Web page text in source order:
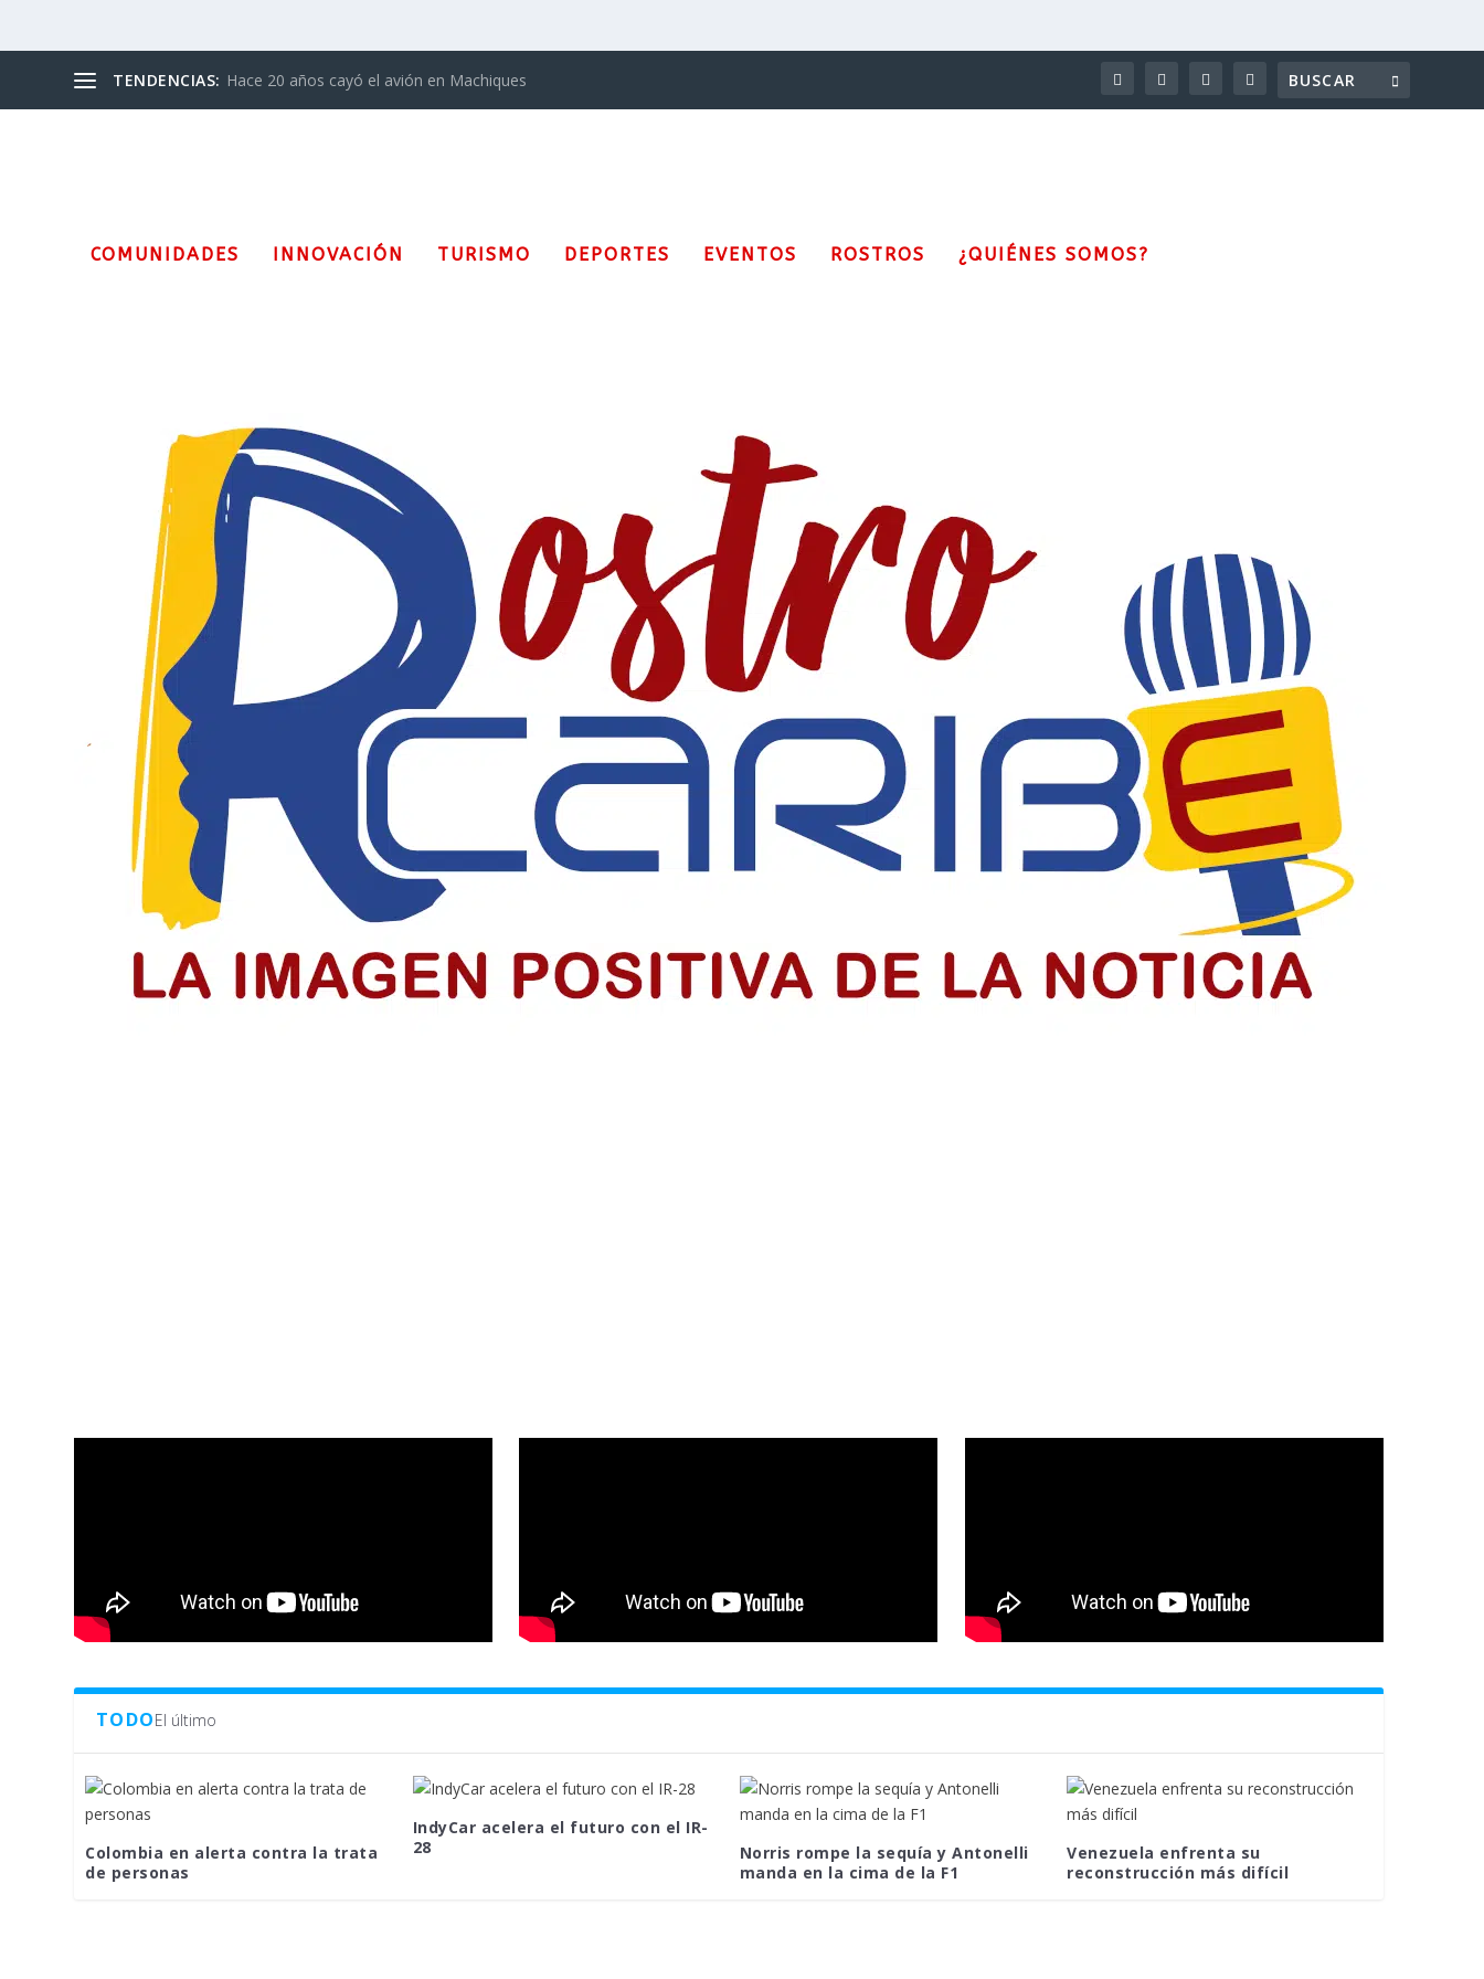
TENDENCIAS: Hace 20 años cayó el avión en Machiques
COMUNIDADES INNOVACIÓN TURISMO DEPORTES EVENTOS ROSTROS ¿QUIÉNES SOMOS?
El Día del Periodista y Comunicador SociaI en Colombia
El periodista y comunicador social en Colombia paga un precio alto por informar, pero su labor sigue sosteniendo la democracia y construyendo país
LEER MÁS
Jóvenes de Chiquinquirá cierran el ciclo sacramental del centenario
Jóvenes recibieron la confirmación en el cierre del ciclo sacramental del centenario de la Parroquia Chiquinquirá en Barranquilla
LEER MÁS
TODOEl último
Colombia en alerta contra la trata
de personas
IndyCar acelera el futuro con el IR-
28
Norris rompe la sequía y Antonelli
manda en la cima de la F1
Venezuela enfrenta su
reconstrucción más difícil